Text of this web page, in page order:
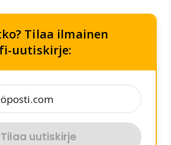
Tilaa ilmainen
uutiskirje:
Tilaa uutiskirje